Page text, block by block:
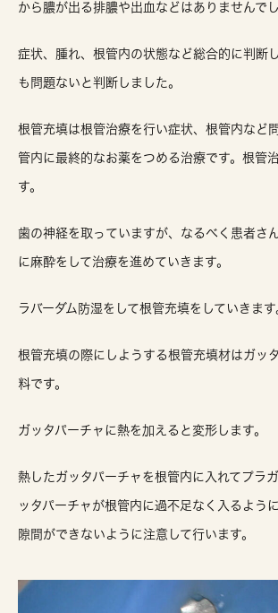
から膿が出る排膿や出血などはありませんでし
症状、腫れ、根管内の状態など総合的に判断
も問題ないと判断しました。
根管充填は根管治療を行い症状、根管内など
管内に最終的なお薬をつめる治療です。根管
す。
歯の神経を取っていますが、なるべく患者さ
に麻酔をして治療を進めていきます。
ラバーダム防湿をして根管充填をしていきます
根管充填の際にしようする根管充填材はガッ
料です。
ガッタパーチャに熱を加えると変形します。
熱したガッタパーチャを根管内に入れてプラ
ッタパーチャが根管内に過不足なく入るよう
隙間ができないように注意して行います。